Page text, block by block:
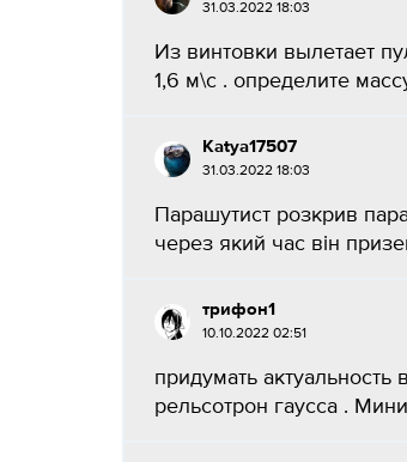
31.03.2022 18:03
Из винтовки вылетает
1,6 м\с . определите
Katya17507
31.03.2022 18:03
Парашутист розкрив
через який час він
трифон1
10.10.2022 02:51
придумать
рельсотрон гаусса .